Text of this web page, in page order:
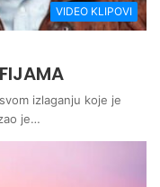
VIDEO KLIPOVI
izlaganju koje je
je…